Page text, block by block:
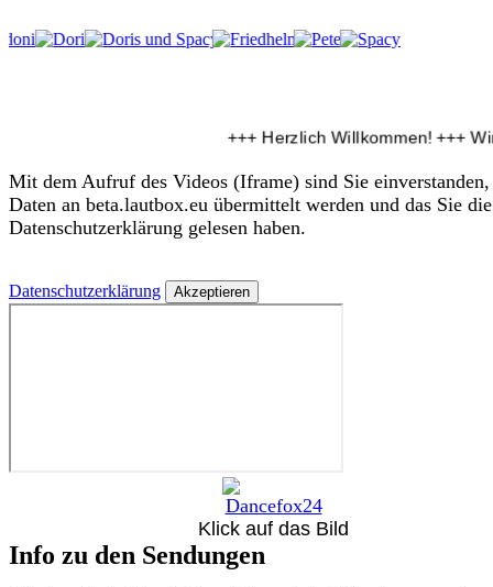
+++ Herzlich Willkommen! +++
Mit dem Aufruf des Videos (Iframe) sind Sie einverstanden,
Daten an beta.lautbox.eu übermittelt werden und das Sie die
Datenschutzerklärung gelesen haben.
Datenschutzerklärung
Klick auf das Bild
Info zu den Sendungen